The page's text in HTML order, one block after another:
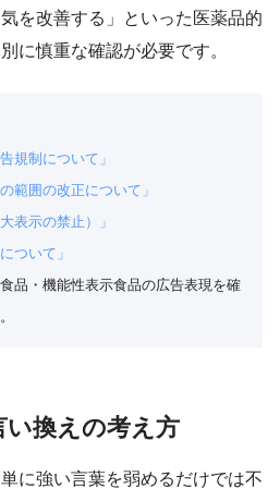
を改善する」といった医薬品的
に慎重な確認が必要です。
規制について」
範囲の改正について」
表示の禁止）」
ついて」
品・機能性表示食品の広告表現を確
い換えの考え方
に強い言葉を弱めるだけでは不